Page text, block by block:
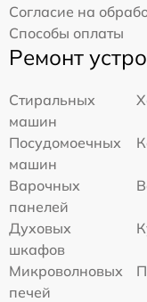
Согласие на
Способы оплаты
Ремонт
Стиральных
машин
Посудомоечных
машин
Варочных
панелей
Духовых
шкафов
Микроволновых
печей